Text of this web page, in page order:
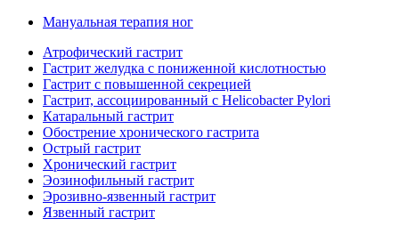
Мануальная терапия ног
Атрофический гастрит
Гастрит желудка с пониженной кислотностью
Гастрит с повышенной секрецией
Гастрит, ассоциированный с Helicobacter Pylori
Катаральный гастрит
Обострение хронического гастрита
Острый гастрит
Хронический гастрит
Эозинофильный гастрит
Эрозивно-язвенный гастрит
Язвенный гастрит